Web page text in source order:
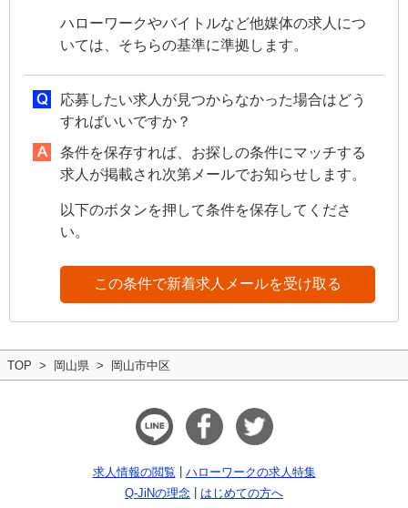
ハローワークやバイトルなど他媒体の求人につ
いては、そちらの基準に準拠します。
応募したい求人が見つからなかった場合はどう
すればいいですか？
条件を保存すれば、お探しの条件にマッチする
求人が掲載され次第メールでお知らせします。
以下のボタンを押して条件を保存してくださ
い。
この条件で新着求人メールを受け取る
TOP 岡山県 岡山市中区
求人情報の閲覧
ハローワークの求人特集
Q-JiNの理念
はじめての方へ